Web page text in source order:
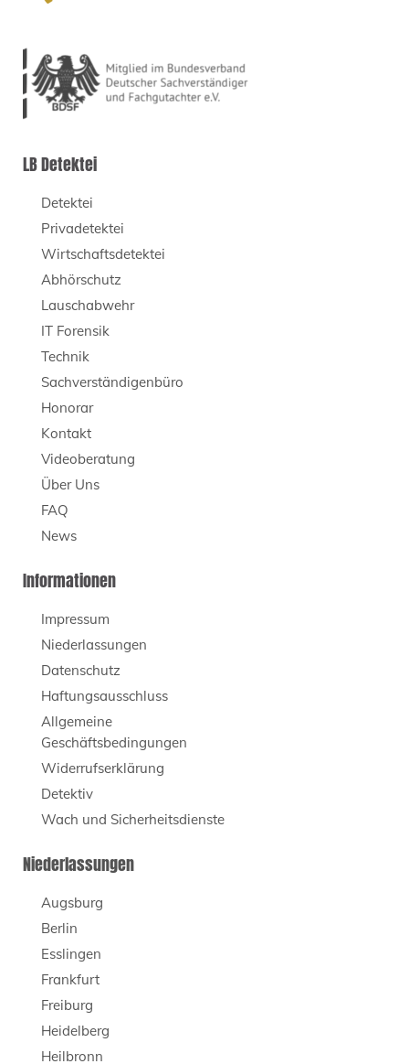
LB Detektei
Detektei
Privadetektei
Wirtschaftsdetektei
Abhörschutz
Lauschabwehr
IT Forensik
Technik
Sachverständigenbüro
Honorar
Kontakt
Videoberatung
Über Uns
FAQ
News
Informationen
Impressum
Niederlassungen
Datenschutz
Haftungsausschluss
Allgemeine
Geschäftsbedingungen
Widerrufserklärung
Detektiv
Wach und Sicherheitsdienste
Niederlassungen
Augsburg
Berlin
Esslingen
Frankfurt
Freiburg
Heidelberg
Heilbronn